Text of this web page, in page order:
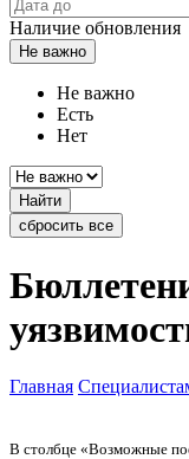
Наличие обновления
Не важно
Не важно
Есть
Нет
Найти
сбросить все
Главная
В столбце «Возможные